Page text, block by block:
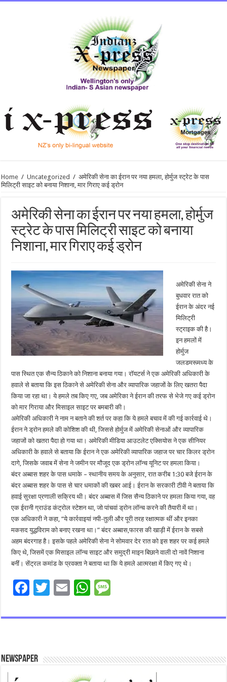
Home / Uncategorized / अमेरिकी सेना का ईरान पर नया हमला, होर्मुज स्ट्रेट के पास
मिलिट्री साइट को बनाया निशाना, मार गिराए कई ड्रोन
अमेरिकी सेना का ईरान पर नया हमला, होर्मुज
स्ट्रेट के पास मिलिट्री साइट को बनाया
निशाना, मार गिराए कई ड्रोन
अमेरिकी सेना ने
बुधवार रात को
ईरान के अंदर नई
मिलिट्री
स्ट्राइक की है।
इन हमलों में
होर्मुज
जलडमरूमध्य के
पास स्थित एक सैन्य ठिकाने को निशाना बनाया गया। रॉयटर्स ने एक अमेरिकी अधिकारी के
हवाले से बताया कि इस ठिकाने से अमेरिकी सेना और व्यापारिक जहाजों के लिए खतरा पैदा
किया जा रहा था। ये हमले तब किए गए, जब अमेरिका ने ईरान की तरफ से भेजे गए कई ड्रोन
को मार गिराया और मिसाइल साइट पर बमबारी की।
अमेरिकी अधिकारी ने नाम न बताने की शर्त पर कहा कि ये हमले बचाव में की गई कार्रवाई थे।
ईरान ने ड्रोन हमले की कोशिश की थी, जिससे होर्मुज में अमेरिकी सेनाओं और व्यापारिक
जहाजों को खतरा पैदा हो गया था। अमेरिकी मीडिया आउटलेट एक्सियोस ने एक सीनियर
अधिकारी के हवाले से बताया कि ईरान ने एक अमेरिकी व्यापारिक जहाज पर चार किलर ड्रोन
दागे, जिसके जवाब में सेना ने जमीन पर मौजूद एक ड्रोन लॉन्च यूनिट पर हमला किया।
बंदर अब्बास शहर के पास धमाके – स्थानीय समय के अनुसार, रात करीब 1:30 बजे ईरान के
बंदर अब्बास शहर के पास से चार धमाकों की खबर आई। ईरान के सरकारी टीवी ने बताया कि
हवाई सुरक्षा प्रणाली सक्रिय थी। बंदर अब्बास में जिस सैन्य ठिकाने पर हमला किया गया, वह
एक ईरानी ग्राउंड कंट्रोल स्टेशन था, जो पांचवां ड्रोन लॉन्च करने की तैयारी में था।
एक अधिकारी ने कहा, “ये कार्रवाइयां नपी-तुली और पूरी तरह रक्षात्मक थीं और इनका
मकसद युद्धविराम को बनाए रखना था।” बंदर अब्बास,फारस की खाड़ी में ईरान के सबसे
अहम बंदरगाह है। इसके पहले अमेरिकी सेना ने सोमवार देर रात को इस शहर पर कई हमले
किए थे, जिसमें एक मिसाइल लॉन्च साइट और समुद्री माइन बिछाने वाली दो नावें निशाना
बनीं। सेंट्रल कमांड के प्रवक्ता ने बताया था कि ये हमले आत्मरक्षा में किए गए थे।
F
e
o
T
tt
E
ai
W
at
p
p
sa
e
Newspaper